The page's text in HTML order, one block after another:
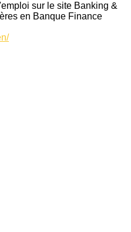
sur le site Banking &
en Banque Finance